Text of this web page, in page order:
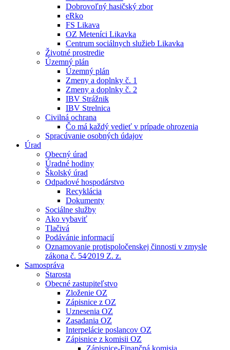
Dobrovoľný hasičský zbor
eRko
FS Likava
OZ Meteníci Likavka
Centrum sociálnych služieb Likavka
Životné prostredie
Územný plán
Územný plán
Zmeny a doplnky č. 1
Zmeny a doplnky č. 2
IBV Strážnik
IBV Strelnica
Civilná ochrana
Čo má každý vedieť v prípade ohrozenia
Spracúvanie osobných údajov
Úrad
Obecný úrad
Úradné hodiny
Školský úrad
Odpadové hospodárstvo
Recyklácia
Dokumenty
Sociálne služby
Ako vybaviť
Tlačivá
Podávánie informacií
Oznamovanie protispoločenskej činnosti v zmysle
zákona č. 54⁄2019 Z. z.
Samospráva
Starosta
Obecné zastupiteľstvo
Zloženie OZ
Zápisnice z OZ
Uznesenia OZ
Zasadania OZ
Interpelácie poslancov OZ
Zápisnice z komisii OZ
Zápisnice-Finančná komisia